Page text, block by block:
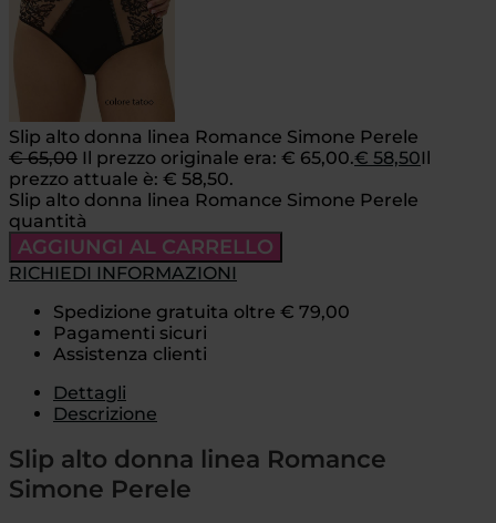
Slip alto donna linea Romance Simone Perele
€65,00 Il prezzo originale era: € 65,00.€ 58,50Il
prezzo attuale è: € 58,50.
Slip alto donna linea Romance Simone Perele
quantità
AGGIUNGI AL CARRELLO
RICHIEDI INFORMAZIONI
Spedizione gratuita oltre € 79,00
Pagamenti sicuri
Assistenza clienti
Dettagli
Descrizione
Slip alto donna linea Romance
Simone Perele